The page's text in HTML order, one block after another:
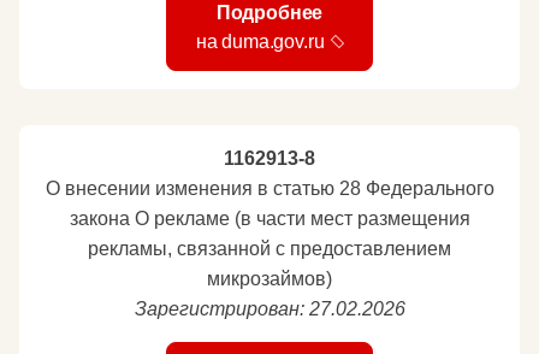
Подробнее
на duma.gov.ru
1162913-8
О внесении изменения в статью 28 Федерального
закона О рекламе (в части мест размещения
рекламы, связанной с предоставлением
микрозаймов)
Зарегистрирован: 27.02.2026